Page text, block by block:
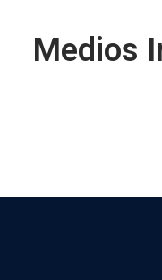
Medios